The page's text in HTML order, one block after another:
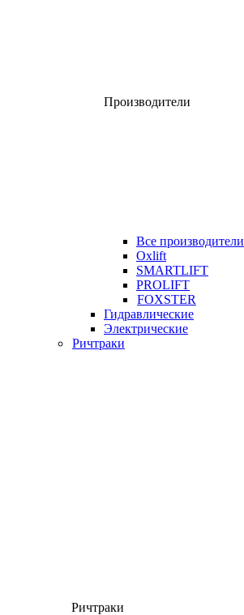
Производители
Все производители
Oxlift
SMARTLIFT
PROLIFT
FOXSTER
Гидравлические
Электрические
Ричтраки
Ричтраки